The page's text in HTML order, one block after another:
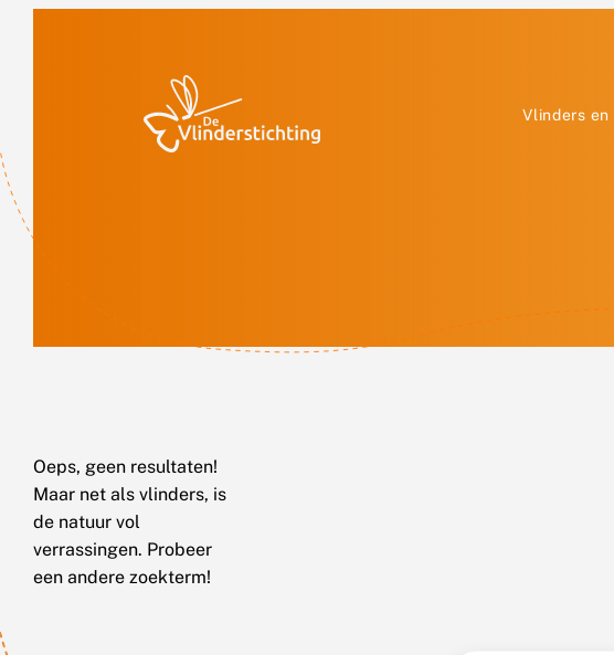
Vlinders
Oeps, geen resultaten!
Maar net als vlinders, is
de natuur vol
verrassingen. Probeer
een andere zoekterm!